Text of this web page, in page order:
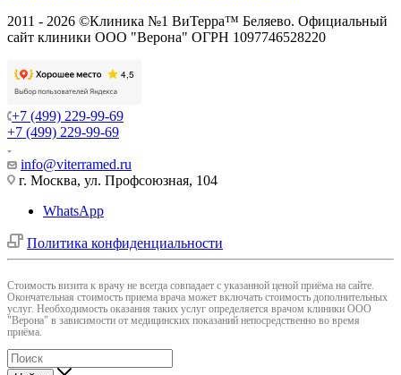
2011 - 2026 ©Клиника №1 ВиТерра™ Беляево. Официальный
сайт клиники ООО "Верона" ОГРН 1097746528220
+7 (499) 229-99-69
+7 (499) 229-99-69
info@viterramed.ru
г. Москва, ул. Профсоюзная, 104
WhatsApp
Политика конфиденциальности
Cтоимость визита к врачу не всегда совпадает с указанной ценой приёма на сайте.
Окончательная стоимость приема врача может включать стоимость дополнительных
услуг. Необходимость оказания таких услуг определяется врачом клиники ООО
"Верона" в зависимости от медицинских показаний непосредственно во время
приёма.